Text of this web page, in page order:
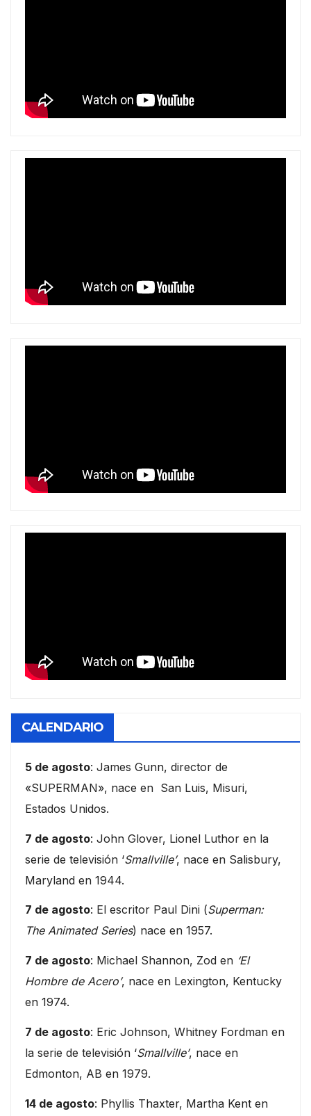
CALENDARIO
5 de agosto: James Gunn, director de
«SUPERMAN», nace en San Luis, Misuri,
Estados Unidos.
7 de agosto: John Glover, Lionel Luthor en la
serie de televisión ‘Smallville’, nace en Salisbury,
Maryland en 1944.
7 de agosto: El escritor Paul Dini (Superman:
The Animated Series) nace en 1957.
7 de agosto: Michael Shannon, Zod en ‘El
Hombre de Acero’, nace en Lexington, Kentucky
en 1974.
7 de agosto: Eric Johnson, Whitney Fordman en
la serie de televisión ‘Smallville’, nace en
Edmonton, AB en 1979.
14 de agosto: Phyllis Thaxter, Martha Kent en